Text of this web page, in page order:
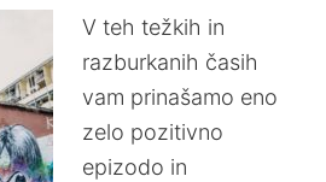
V teh težkih in
razburkanih časih
vam prinašamo eno
zelo pozitivno
epizodo in